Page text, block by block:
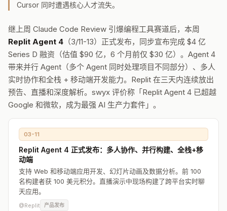
Cursor 同时遭遇核心人才流失。
继上周 Claude Code Review 引爆编程工具赛道后，本周
Replit Agent 4 （3/11-13）正式发布，同步宣布完成 $4 亿
Series D 融资（估值 $90 亿，6 个月前仅 $30 亿）。Agent 4
带来并行 Agent（多个 Agent 同时处理项目不同部分）、多人
实时协作和全栈 + 移动端开发能力。Replit 在三天内连续放出
预告、直播和深度解析。swyx 评价称「Replit Agent 4 已超越
Google 和微软，成为最强 AI 生产力套件」。
03-11
Replit Agent 4 正式发布：多人协作、并行构建、全栈+移
动端
支持 Web 和移动端应用开发、幻灯片动画及数据分析。前 100
名构建者获 100 美元积分。直播演示中现场构建了跨平台实时聊
天应用。
@Replit 产品发布